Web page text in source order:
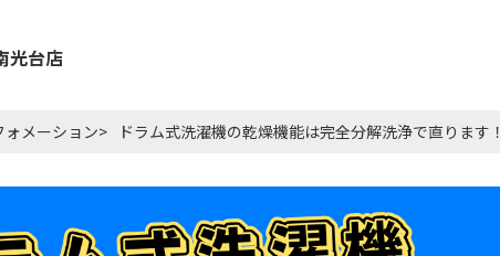
光台店
ォメーション ドラム式洗濯機の乾燥機能は完全分解洗浄で直ります！